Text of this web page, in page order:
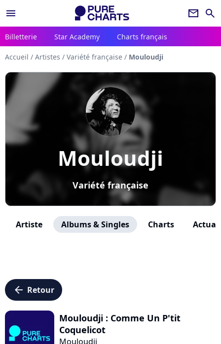
menu newsletter search
Billetterie Star Academy Charts français
Accueil / Artistes / Variété française / Mouloudji
Mouloudji
Variété française
Artiste Albums & Singles Charts
arrow_left Retour
Mouloudji : Comme Un P'tit
Coquelicot
Mouloudji